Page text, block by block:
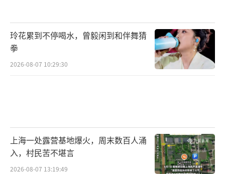
玲花累到不停喝水，曾毅闲到和伴舞猜
拳
2026-08-07 10:29:30
上海一处露营基地爆火，周末数百人涌
入，村民苦不堪言
2026-08-07 13:19:49